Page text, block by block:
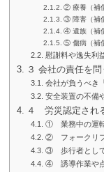
② 療養（補
③ 障害（補
④ 遺族（補
⑤ 傷病（補
慰謝料や逸失利
３ 会社の責任を
会社が負うべき
安全装置の不備
４ 労災認定され
① 業務中の運転
② フォークリフ
③ 歩行者として
④ 誘導作業や